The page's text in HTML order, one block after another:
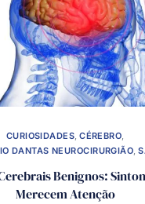
CURIOSIDADES,CÉREBRO,
DANTAS NEUROCIRURGIÃO,
Benignos:
Merecem Atenção